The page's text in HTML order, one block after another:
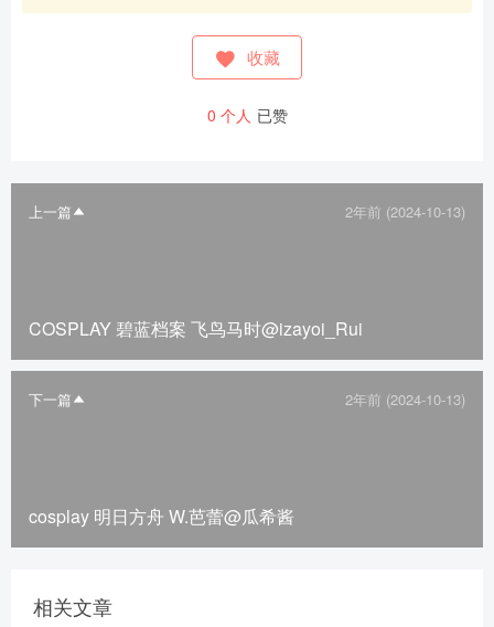
收藏
0 个人 已赞
上一篇 2年前 (2024-10-13)
COSPLAY 碧蓝档案 飞鸟马时@izayoi_Rui
下一篇 2年前 (2024-10-13)
cosplay 明日方舟 W.芭蕾@瓜希酱
相关文章